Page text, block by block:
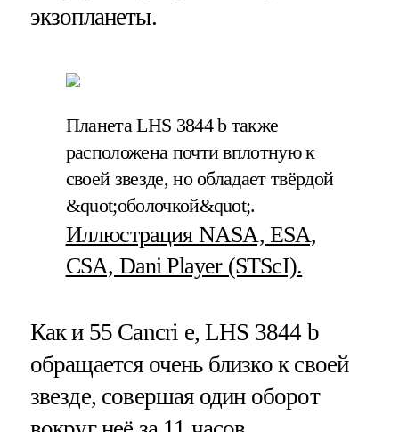
экзопланеты.
Планета LHS 3844 b также
расположена почти вплотную к
своей звезде, но обладает твёрдой
&quot;оболочкой&quot;.
Иллюстрация NASA, ESA,
CSA, Dani Player (STScI).
Как и 55 Cancri e, LHS 3844 b
обращается очень близко к своей
звезде, совершая один оборот